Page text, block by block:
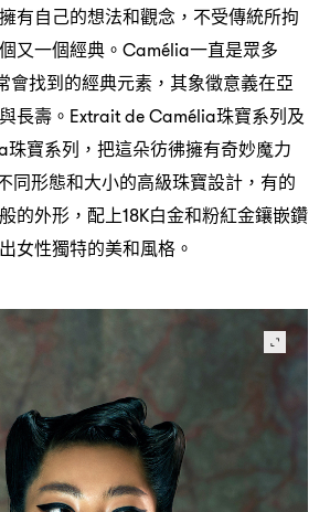
有自己的想法和觀念 ， 不受傳統所拘
又一個經典。 Camélia一直是眾多
會找到的經典元素 ， 其象徵意義在亞
長壽。 Extrait de Camélia珠寶系列及
珠寶系列 ， 把這朵彷彿擁有奇妙魔力
同形態和大小的高級珠寶設計 ， 有的
的外形 ， 配上18K白金和粉紅金鑲嵌鑽
女性獨特的美和風格。